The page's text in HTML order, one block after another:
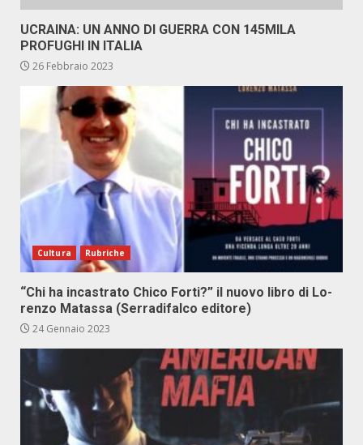
UCRAINA: UN ANNO DI GUERRA CON 145MILA
PROFUGHI IN ITALIA
26 Febbraio 2023
Cultura Rubriche
“Chi ha in­ca­stra­to Chi­co For­ti?” il nuo­vo li­bro di Lo­
ren­zo Ma­tas­sa (Ser­ra­di­fal­co edi­to­re)
24 Gennaio 2023